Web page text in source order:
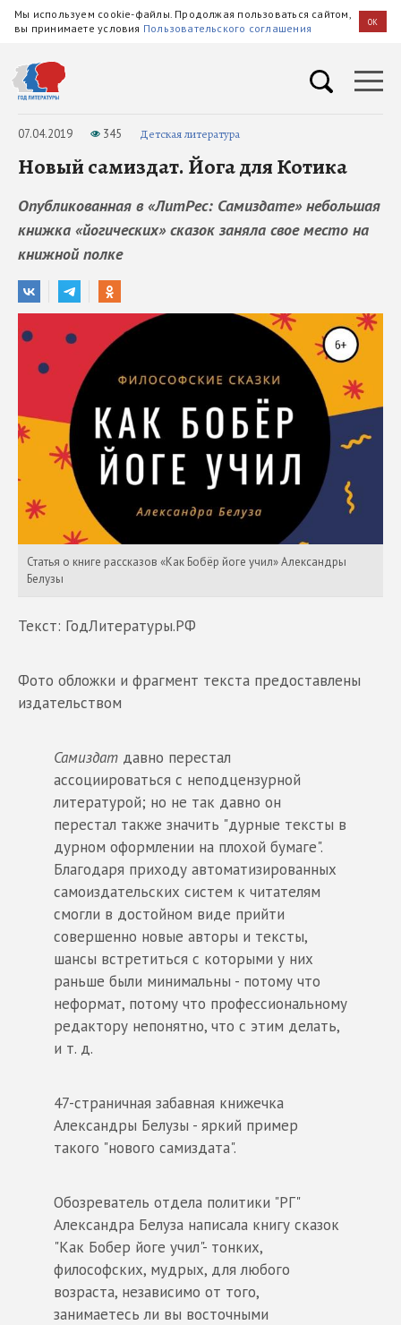
Мы используем cookie-файлы. Продолжая пользоваться сайтом,
вы принимаете условия Пользовательского соглашения OK
07.04.2019 345 Детская литература
Новый самиздат. Йога для Котика
Опубликованная в «ЛитРес: Самиздате» небольшая
книжка «йогических» сказок заняла свое место на
книжной полке
Статья о книге рассказов «Как Бобёр йоге учил» Александры
Белузы
Текст: ГодЛитературы.РФ
Фото обложки и фрагмент текста предоставлены
издательством
Самиздат давно перестал
ассоциироваться с неподцензурной
литературой; но не так давно он
перестал также значить "дурные тексты в
дурном оформлении на плохой бумаге".
Благодаря приходу автоматизированных
самоиздательских систем к читателям
смогли в достойном виде прийти
совершенно новые авторы и тексты,
шансы встретиться с которыми у них
раньше были минимальны - потому что
неформат, потому что профессиональному
редактору непонятно, что с этим делать,
и т. д.
47-страничная забавная книжечка
Александры Белузы - яркий пример
такого "нового самиздата".
Обозреватель отдела политики "РГ"
Александра Белуза написала книгу сказок
"Как Бобер йоге учил"- тонких,
философских, мудрых, для любого
возраста, независимо от того,
занимаетесь ли вы восточными